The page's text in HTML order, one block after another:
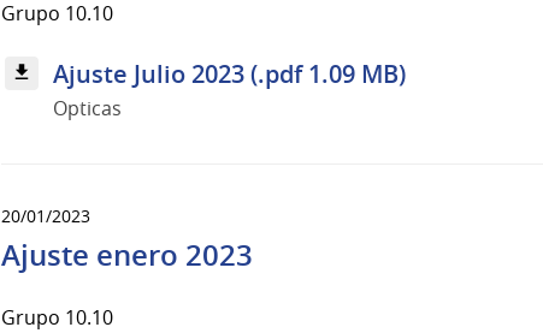
Grupo 10.10
Ajuste Julio 2023 (.pdf 1.09 MB)
Opticas
20/01/2023
Ajuste enero 2023
Grupo 10.10